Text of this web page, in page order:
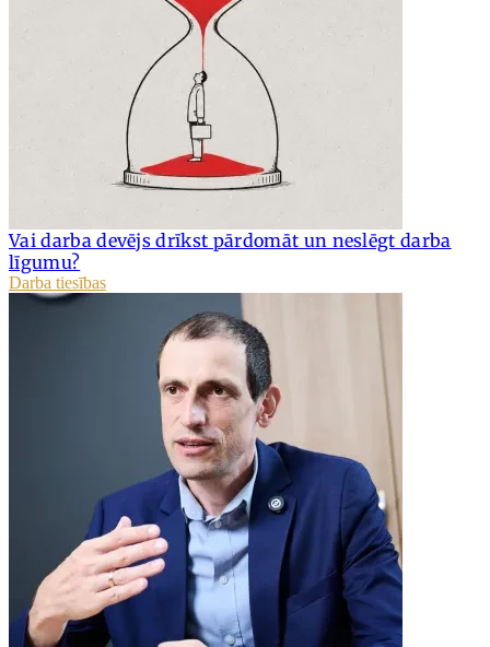
Vai darba devējs drīkst pārdomāt un neslēgt darba
līgumu?
Darba tiesības